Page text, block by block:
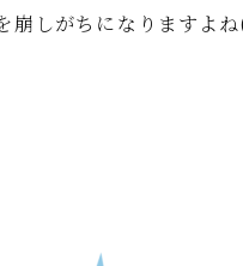
崩しがちになりますよ